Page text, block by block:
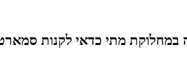
מתי כדאי לקנות